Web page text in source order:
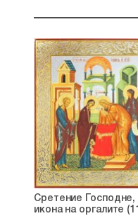
Сретение Господне,
икона на оргалите